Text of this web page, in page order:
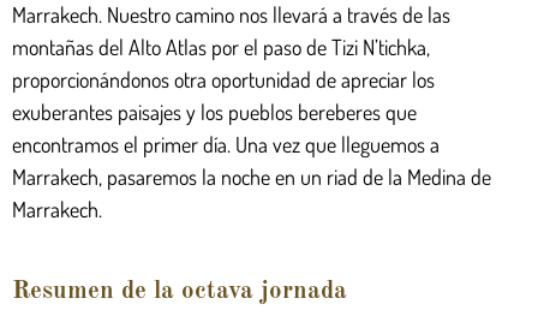
Marrakech. Nuestro camino nos llevará a través de las
montañas del Alto Atlas por el paso de Tizi N’tichka,
proporcionándonos otra oportunidad de apreciar los
exuberantes paisajes y los pueblos bereberes que
encontramos el primer día. Una vez que lleguemos a
Marrakech, pasaremos la noche en un riad de la Medina de
Marrakech.
Resumen de la octava jornada